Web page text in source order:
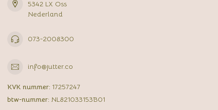
5342 LX Oss
Nederland
073-2008300
info@jutter.co
KVK nummer: 17257247
btw-nummer: NL821033153B01